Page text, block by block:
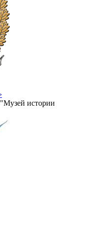
истории